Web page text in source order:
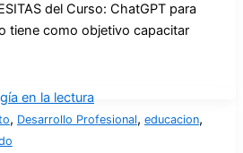
del Curso: ChatGPT para
tiene como objetivo capacitar
, Desarrollo Profesional, educacion,